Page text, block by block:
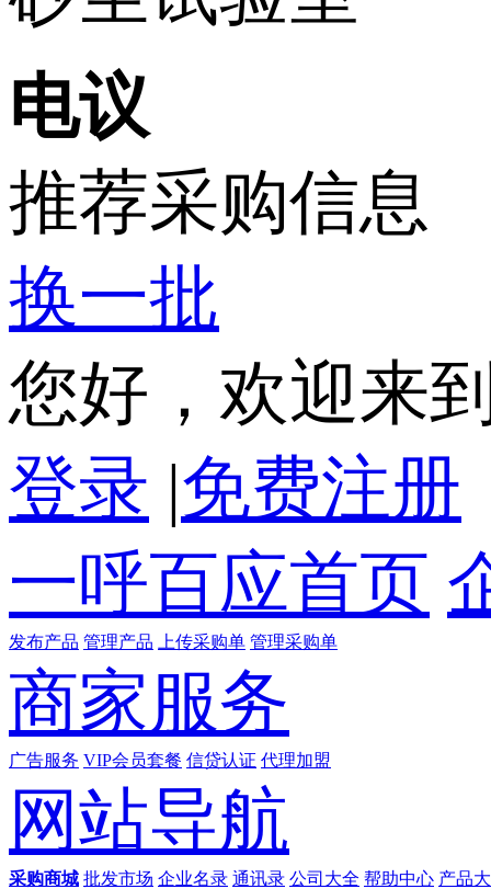
电议
推荐采购信息
换一批
您好，欢迎来
登录 |免费注册
一呼百应首页
发布产品 管理产品 上传采购单 管理采购单
商家服务
广告服务 VIP会员套餐 信贷认证 代理加盟
网站导航
采购商城 批发市场 企业名录 通讯录 公司大全 帮助中心 产品